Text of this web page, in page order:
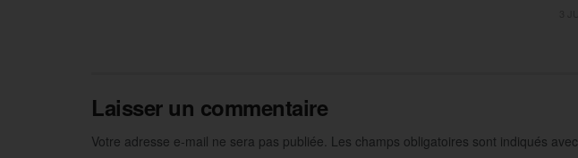
Laisser un commentaire
Votre adresse e-mail ne sera pas publiée. Les champs obligatoires sont indiqués avec